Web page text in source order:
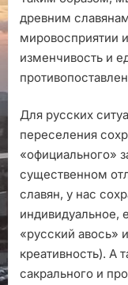
древним
мировосприятии
изменчивость и
Для русских
переселения
«официального»
существенном
славян, у нас
индивидуальное,
«русский авось»
креативность). А
сакрального и